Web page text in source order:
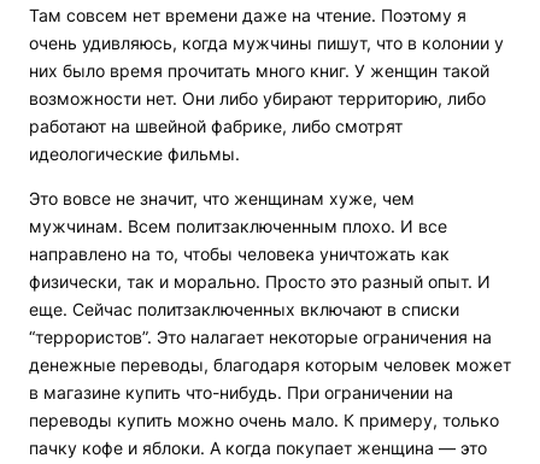
Там совсем нет времени даже на чтение. Поэтому я
очень удивляюсь, когда мужчины пишут, что в колонии у
них было время прочитать много книг. У женщин такой
возможности нет. Они либо убирают территорию, либо
работают на швейной фабрике, либо смотрят
идеологические фильмы.
Это вовсе не значит, что женщинам хуже, чем
мужчинам. Всем политзаключенным плохо. И все
направлено на то, чтобы человека уничтожать как
физически, так и морально. Просто это разный опыт. И
еще. Сейчас политзаключенных включают в списки
“террористов”. Это налагает некоторые ограничения на
денежные переводы, благодаря которым человек может
в магазине купить что-нибудь. При ограничении на
переводы купить можно очень мало. К примеру, только
пачку кофе и яблоки. А когда покупает женщина — это